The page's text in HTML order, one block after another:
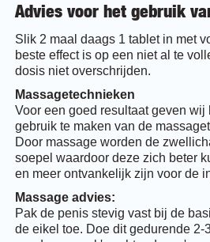
Advies voor het gebruik
Slik 2 maal daags 1 tablet in met
beste effect is op een niet al te
dosis niet overschrijden.
Massagetechnieken
Voor een goed resultaat geven
gebruik te maken van de
Door massage worden de
soepel waardoor deze zich beter
en meer ontvankelijk zijn voor de
Massage advies:
Pak de penis stevig vast bij de
de eikel toe. Doe dit gedurende 2-